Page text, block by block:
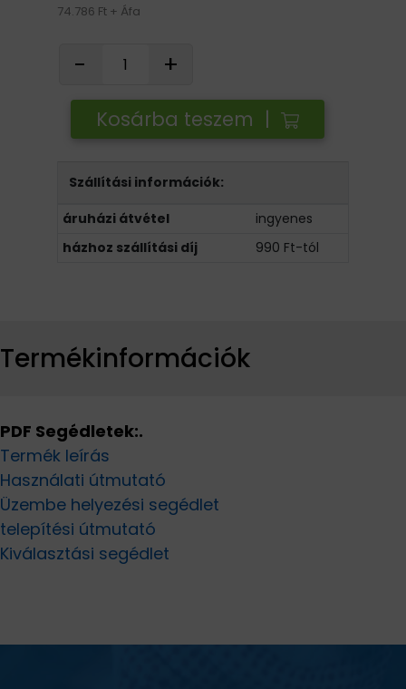
74.786 Ft + Áfa
- +
Kosárba teszem |
Szállítási információk:
áruházi átvétel
ingyenes
házhoz szállítási díj
990 Ft-tól
Termékinformációk
PDF Segédletek:.
Termék leírás
Használati útmutató
Üzembe helyezési segédlet
telepítési útmutató
Kiválasztási segédlet